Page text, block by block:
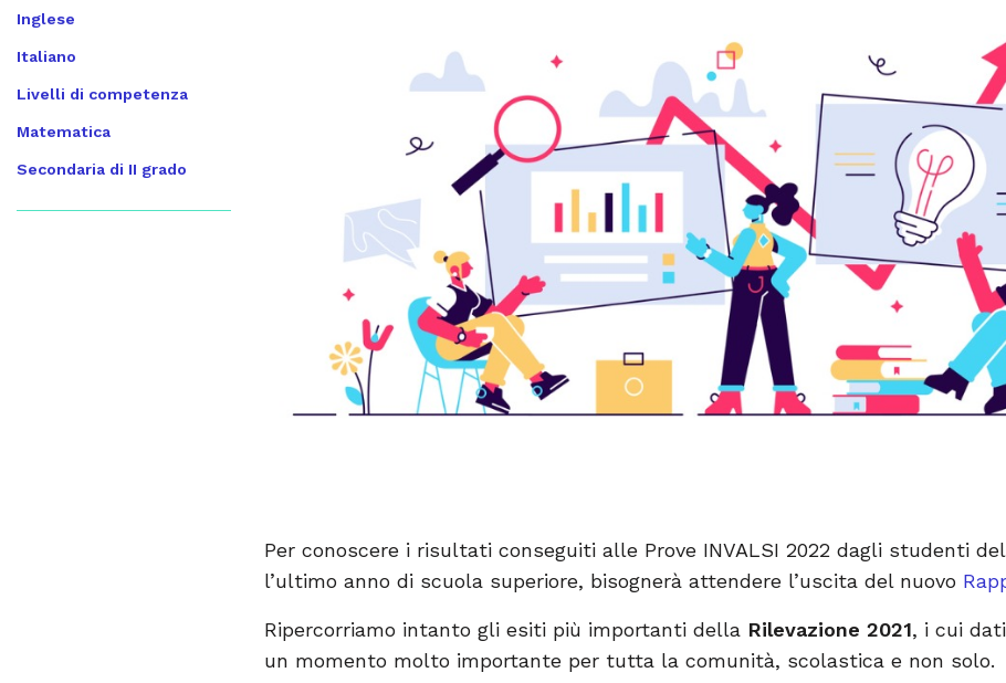
Inglese
Italiano
Livelli di competenza
Matematica
Secondaria di II grado
Per conoscere i risultati conseguiti alle Prove INVALSI 2022 dagli studenti del
l’ultimo anno di scuola superiore, bisognerà attendere l’uscita del nuovo
Ripercorriamo intanto gli esiti più importanti della Rilevazione 2021, i cui
un momento molto importante per tutta la comunità, scolastica e non solo.